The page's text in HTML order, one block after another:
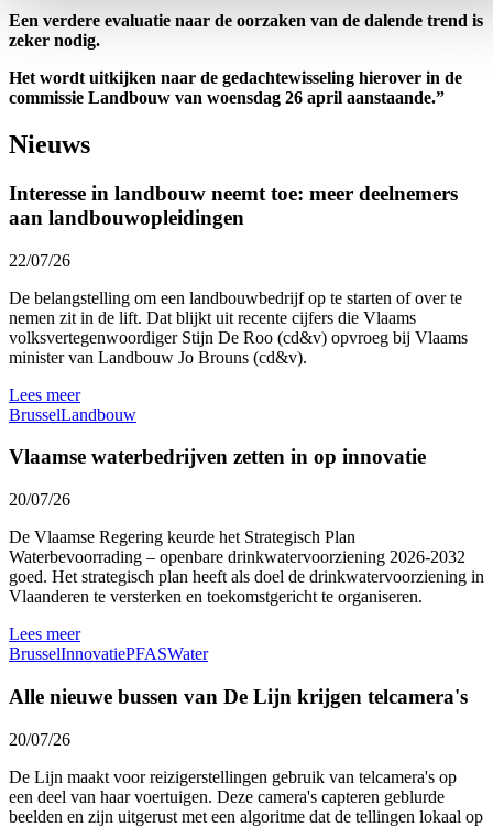
Een verdere evaluatie naar de oorzaken van de dalende trend is
zeker nodig.
Het wordt uitkijken naar de gedachtewisseling hierover in de
commissie Landbouw van woensdag 26 april aanstaande.”
Nieuws
Interesse in landbouw neemt toe: meer deelnemers
aan landbouwopleidingen
22/07/26
De belangstelling om een landbouwbedrijf op te starten of over te
nemen zit in de lift. Dat blijkt uit recente cijfers die Vlaams
volksvertegenwoordiger Stijn De Roo (cd&v) opvroeg bij Vlaams
minister van Landbouw Jo Brouns (cd&v).
Lees meer
BrusselLandbouw
Vlaamse waterbedrijven zetten in op innovatie
20/07/26
De Vlaamse Regering keurde het Strategisch Plan
Waterbevoorrading – openbare drinkwatervoorziening 2026-2032
goed. Het strategisch plan heeft als doel de drinkwatervoorziening in
Vlaanderen te versterken en toekomstgericht te organiseren.
Lees meer
BrusselInnovatiePFASWater
Alle nieuwe bussen van De Lijn krijgen telcamera's
20/07/26
De Lijn maakt voor reizigerstellingen gebruik van telcamera's op
een deel van haar voertuigen. Deze camera's capteren geblurde
beelden en zijn uitgerust met een algoritme dat de tellingen lokaal op